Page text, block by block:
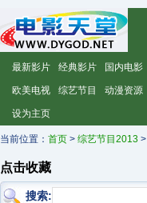
最新影片 经典影片 国内电影
欧美电视 综艺节目 动漫资源
设为主页
当前位置： 首页 > 综艺节目2013 >
点击收藏
搜索: